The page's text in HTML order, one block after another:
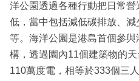
洋公園透過各種行動把日常
低，當中包括減低碳排放、
等。海洋公園是港島首個參
構，透過園內11個建築物的
110萬度電，相等於333個三